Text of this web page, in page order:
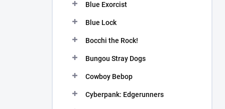
Blue Exorcist
Blue Lock
Bocchi the Rock!
Bungou Stray Dogs
Cowboy Bebop
Cyberpank: Edgerunners